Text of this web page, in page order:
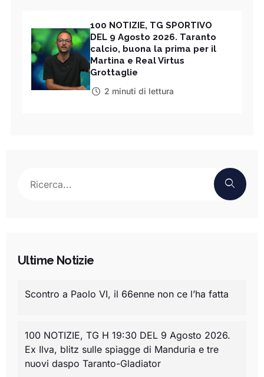
100 NOTIZIE, TG SPORTIVO
DEL 9 Agosto 2026. Taranto
calcio, buona la prima per il
Martina e Real Virtus
Grottaglie
2 minuti di lettura
Ultime Notizie
Scontro a Paolo VI, il 66enne non ce l’ha fatta
100 NOTIZIE, TG H 19:30 DEL 9 Agosto 2026.
Ex Ilva, blitz sulle spiagge di Manduria e tre
nuovi daspo Taranto-Gladiator